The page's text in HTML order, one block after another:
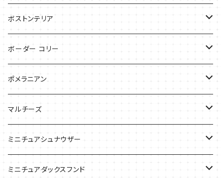
ケース
ケース
ケース
Tシャツ
バッグ
ボストンテリア
Tシャツ
バッグ
ケース
ボーダー コリー
Tシャツ
バッグ
ケース
ポメラニアン
Tシャツ
ケース
バッグ
マルチーズ
ケース
ミニチュアシュナウザー
Tシャツ
ミニチュアダックスフンド